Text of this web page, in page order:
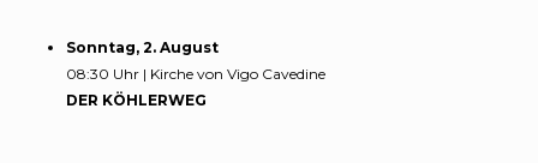
Sonntag, 2. August
08:30 Uhr | Kirche von Vigo Cavedine
DER KÖHLERWEG